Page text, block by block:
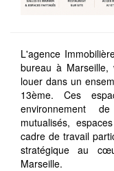
L'agence
bureau à
louer dans un
13ème. Ces
environnement
mutualisés,
cadre de travail
stratégique au
Marseille.